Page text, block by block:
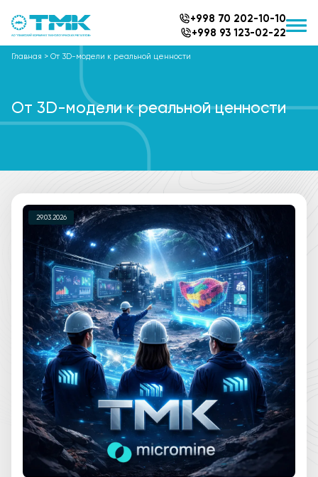
+998 70 202-10-10
+998 93 123-02-22
Главная > От 3D-модели к реальной ценности
От 3D-модели к реальной ценности
29.03.2026